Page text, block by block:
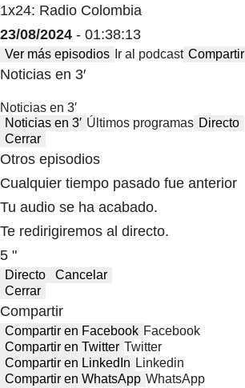
1x24: Radio Colombia
23/08/2024 - 01:38:13
Ver más episodios Ir al podcast Compartir
Noticias en 3′
Noticias en 3′
Noticias en 3′ Últimos programas Directo
Cerrar
Otros episodios
Cualquier tiempo pasado fue anterior
Tu audio se ha acabado.
Te redirigiremos al directo.
5 "
Directo
Cancelar
Cerrar
Compartir
Compartir en Facebook Facebook
Compartir en Twitter Twitter
Compartir en LinkedIn Linkedin
Compartir en WhatsApp WhatsApp